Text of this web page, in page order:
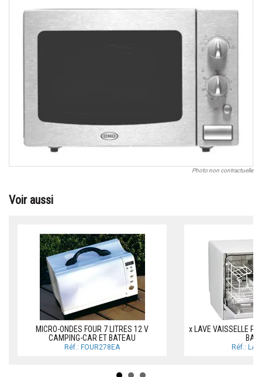
Photo non contractuelle
Voir aussi
MICRO-ONDES FOUR 7 LITRES 12 V
CAMPING-CAR ET BATEAU
Réf.: FOUR278EA
x LAVE VAISSELLE
Réf.: